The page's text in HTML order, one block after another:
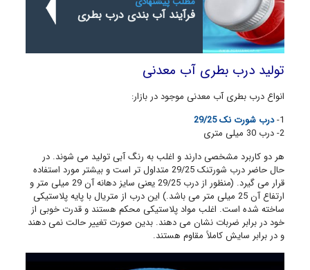
فرآیند آب بندی درب بطری
تولید درب بطری آب معدنی
انواع درب بطری آب معدنی موجود در بازار:
1- درب شورت نک 29/25
2- درب 30 میلی متری
هر دو کاربرد مشخصی دارند و اغلب به رنگ آبی تولید می شوند. در
حال حاضر درب شورتنک 29/25 متداول تر است و بیشتر مورد استفاده
قرار می گیرد. (منظور از درب 29/25 یعنی سایز دهانه آن 29 میلی متر و
ارتفاع آن 25 میلی متر می باشد.) این درب از متریال با پایه پلاستیکی
ساخته شده است. اغلب مواد پلاستیکی محکم هستند و قدرت خوبی از
خود در برابر ضربات نشان می دهند. بدین صورت تغییر حالت نمی دهند
و در برابر سایش کاملاً مقاوم هستند.